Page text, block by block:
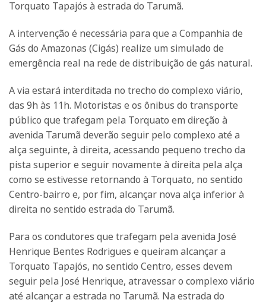
Torquato Tapajós à estrada do Tarumã.
A intervenção é necessária para que a Companhia de
Gás do Amazonas (Cigás) realize um simulado de
emergência real na rede de distribuição de gás natural.
A via estará interditada no trecho do complexo viário,
das 9h às 11h. Motoristas e os ônibus do transporte
público que trafegam pela Torquato em direção à
avenida Tarumã deverão seguir pelo complexo até a
alça seguinte, à direita, acessando pequeno trecho da
pista superior e seguir novamente à direita pela alça
como se estivesse retornando à Torquato, no sentido
Centro-bairro e, por fim, alcançar nova alça inferior à
direita no sentido estrada do Tarumã.
Para os condutores que trafegam pela avenida José
Henrique Bentes Rodrigues e queiram alcançar a
Torquato Tapajós, no sentido Centro, esses devem
seguir pela José Henrique, atravessar o complexo viário
até alcançar a estrada no Tarumã. Na estrada do